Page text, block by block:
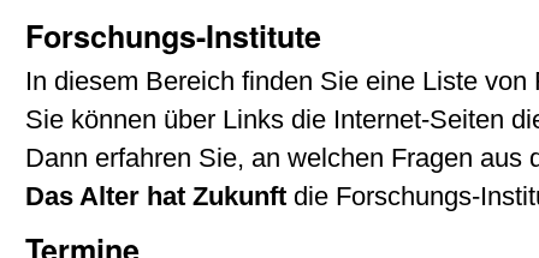
Forschungs-Institute
In diesem Bereich finden Sie eine Liste von
Sie können über Links die Internet-Seiten
Dann erfahren Sie, an welchen Fragen aus
Das Alter hat Zukunft die Forschungs-
Termine